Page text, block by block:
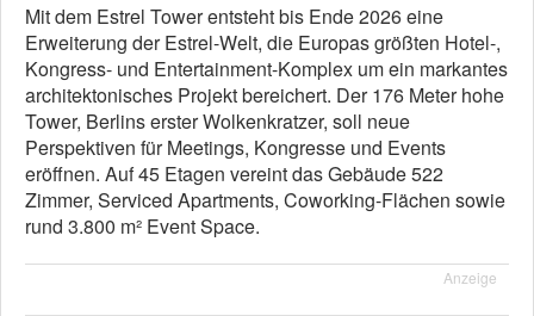
Mit dem Estrel Tower entsteht bis Ende 2026 eine
Erweiterung der Estrel-Welt, die Europas größten Hotel-,
Kongress- und Entertainment-Komplex um ein markantes
architektonisches Projekt bereichert. Der 176 Meter hohe
Tower, Berlins erster Wolkenkratzer, soll neue
Perspektiven für Meetings, Kongresse und Events
eröffnen. Auf 45 Etagen vereint das Gebäude 522
Zimmer, Serviced Apartments, Coworking-Flächen sowie
rund 3.800 m² Event Space.
Anzeige